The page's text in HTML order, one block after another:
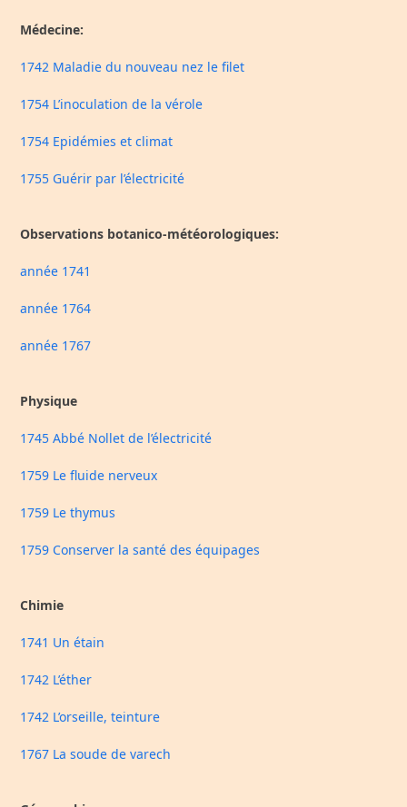
Médecine:
1742 Maladie du nouveau nez le filet
1754 L’inoculation de la vérole
1754 Epidémies et climat
1755 Guérir par l’électricité
Observations botanico-météorologiques:
année 1741
année 1764
année 1767
Physique
1745 Abbé Nollet de l’électricité
1759 Le fluide nerveux
1759 Le thymus
1759 Conserver la santé des équipages
Chimie
1741 Un étain
1742 L’éther
1742 L’orseille, teinture
1767 La soude de varech